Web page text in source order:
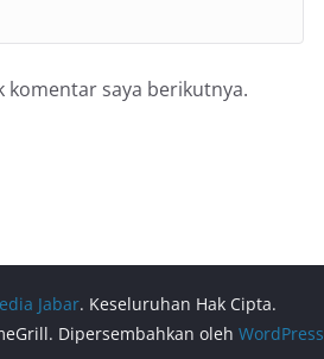
komentar saya berikutnya.
Jabar. Keseluruhan Hak Cipta.
Dipersembahkan oleh WordPress